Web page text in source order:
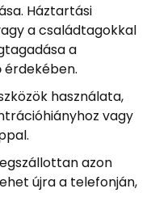
Háztartási
a családtagokkal
a
használata,
vagy
azon
újra a telefonján,